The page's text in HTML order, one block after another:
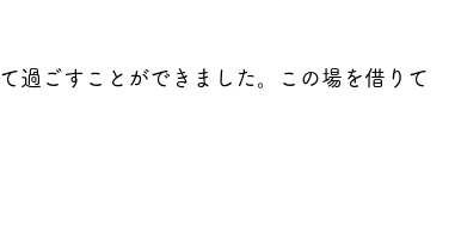
過ごすことができました。この場を借りて